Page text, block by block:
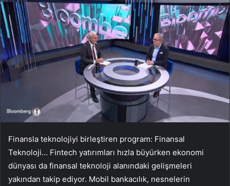
Finansla teknolojiyi birleştiren program: Finansal
Teknoloji… Fintech yatırımları hızla büyürken ekonomi
dünyası da finansal teknoloji alanındaki gelişmeleri
yakından takip ediyor. Mobil bankacılık, nesnelerin